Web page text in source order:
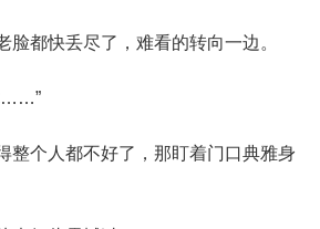
都快丢尽了，难看的转向一边。
个人都不好了，那盯着门口典雅身